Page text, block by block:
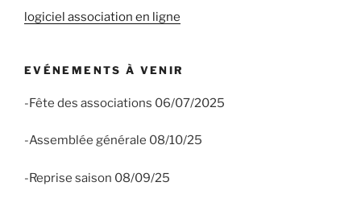
logiciel association en ligne
EVÉNEMENTS À VENIR
-Fête des associations 06/07/2025
-Assemblée générale 08/10/25
-Reprise saison 08/09/25